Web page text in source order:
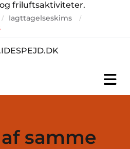
friluftsaktiviteter.
/ Iagttagelseskims /
samme